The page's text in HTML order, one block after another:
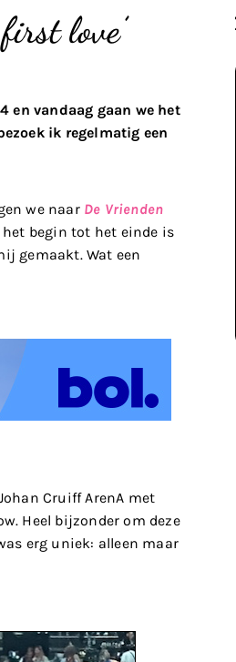
love’
en vandaag gaan we het
ik regelmatig een
we naarDe Vrienden
het begin tot het einde is
gemaakt. Wat een
Cruiff ArenA met
Heel bijzonder om deze
erg uniek: alleen maar